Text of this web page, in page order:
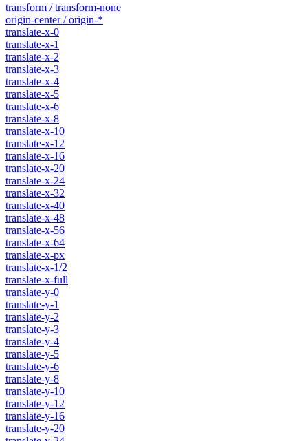
transform / transform-none
origin-center / origin-*
translate-x-0
translate-x-1
translate-x-2
translate-x-3
translate-x-4
translate-x-5
translate-x-6
translate-x-8
translate-x-10
translate-x-12
translate-x-16
translate-x-20
translate-x-24
translate-x-32
translate-x-40
translate-x-48
translate-x-56
translate-x-64
translate-x-px
translate-x-1/2
translate-x-full
translate-y-0
translate-y-1
translate-y-2
translate-y-3
translate-y-4
translate-y-5
translate-y-6
translate-y-8
translate-y-10
translate-y-12
translate-y-16
translate-y-20